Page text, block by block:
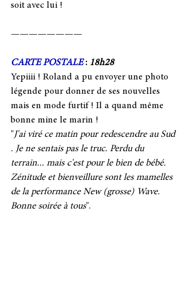
soit avec lui !
————————
CARTE POSTALE : 18h28
Yepiiii ! Roland a pu envoyer une photo
légende pour donner de ses nouvelles
mais en mode furtif ! Il a quand même
bonne mine le marin !
"J'ai viré ce matin pour redescendre au Sud
. Je ne sentais pas le truc. Perdu du
terrain... mais c'est pour le bien de bébé.
Zénitude et bienveillure sont les mamelles
de la performance New (grosse) Wave.
Bonne soirée à tous".